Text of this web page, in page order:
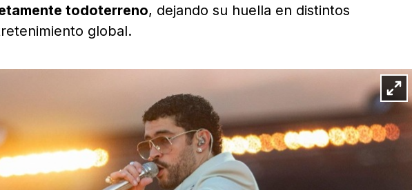
todoterreno, dejando su huella en distintos
global.